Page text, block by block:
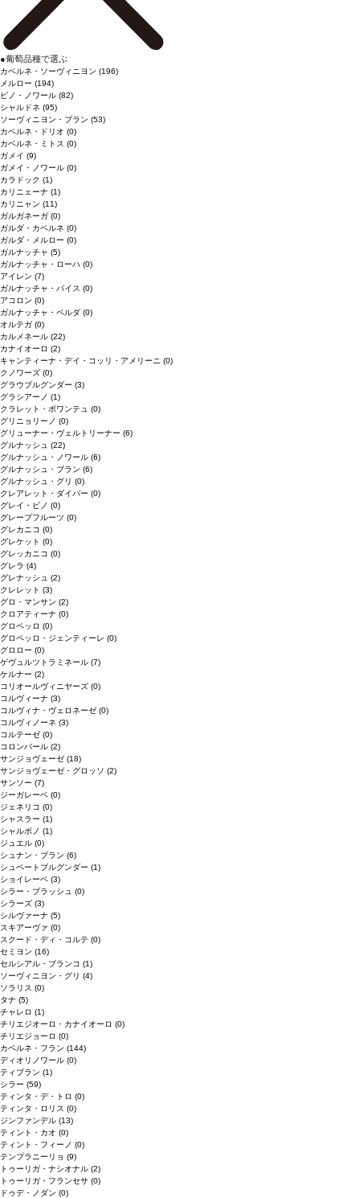
●葡萄品種で選ぶ
カベルネ・ソーヴィニヨン (196)
メルロー (194)
ピノ・ノワール (82)
シャルドネ (95)
ソーヴィニヨン・ブラン (53)
カベルネ・ドリオ (0)
カベルネ・ミトス (0)
ガメイ (9)
ガメイ・ノワール (0)
カラドック (1)
カリニェーナ (1)
カリニャン (11)
ガルガネーガ (0)
ガルダ・カベルネ (0)
ガルダ・メルロー (0)
ガルナッチャ (5)
ガルナッチャ・ローハ (0)
アイレン (7)
ガルナッチャ・パイス (0)
アコロン (0)
ガルナッチャ・ペルダ (0)
オルテガ (0)
カルメネール (22)
カナイオーロ (2)
キャンティーナ・デイ・コッリ・アメリーニ (0)
クノワーズ (0)
グラウブルグンダー (3)
グラシアーノ (1)
クラレット・ボワンテュ (0)
グリニョリーノ (0)
グリューナー・ヴェルトリーナー (6)
グルナッシュ (22)
グルナッシュ・ノワール (6)
グルナッシュ・ブラン (6)
グルナッシュ・グリ (0)
クレアレット・ダイバー (0)
グレイ・ピノ (0)
グレープフルーツ (0)
グレカニコ (0)
グレケット (0)
グレッカニコ (0)
グレラ (4)
グレナッシュ (2)
クレレット (3)
グロ・マンサン (2)
クロアティーナ (0)
グロペッロ (0)
グロペッロ・ジェンティーレ (0)
グロロー (0)
ゲヴュルツトラミネール (7)
ケルナー (2)
コリオールヴィニヤーズ (0)
コルヴィーナ (3)
コルヴィナ・ヴェロネーゼ (0)
コルヴィノーネ (3)
コルテーゼ (0)
コロンバール (2)
サンジョヴェーゼ (18)
サンジョヴェーゼ・グロッソ (2)
サンソー (7)
ジーガレーベ (0)
ジェネリコ (0)
シャスラー (1)
シャルボノ (1)
ジュエル (0)
シュナン・ブラン (6)
シュペートブルグンダー (1)
ショイレーベ (3)
シラー・ブラッシュ (0)
シラーズ (3)
シルヴァーナ (5)
スキアーヴァ (0)
スクード・ディ・コルテ (0)
セミヨン (16)
セルシアル・ブランコ (1)
ソーヴィニヨン・グリ (4)
ソラリス (0)
タナ (5)
チャレロ (1)
チリエジオーロ・カナイオーロ (0)
チリエジョーロ (0)
カベルネ・フラン (144)
ディオリノワール (0)
ティブラン (1)
シラー (59)
ティンタ・デ・トロ (0)
ティンタ・ロリス (0)
ジンファンデル (13)
ティント・カオ (0)
ティント・フィーノ (0)
テンプラニーリョ (9)
トゥーリガ・ナシオナル (2)
トゥーリガ・フランセサ (0)
ドゥデ・ノダン (0)